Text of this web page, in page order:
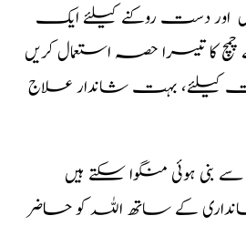
اور دست روکنے کیلئے ایک
چمچ کا تیسرا حصہ استعمال کریں
کیلئے، بہت شاندار علاج
سے بنی ہوئی منگوا سکتے ہیں
کے ساتھ اللہ کو حاضر